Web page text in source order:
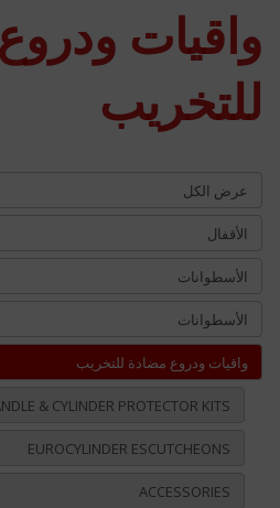
واقيات
للتخريب
عرض الكل
الأقفال
الأسطوانات
الأسطوانات
واقيات ودروع مضادة للتخريب
& CYLINDER PROTECTOR KITS
EUROCYLINDER ESCUTCHEONS
ACCESSORIES